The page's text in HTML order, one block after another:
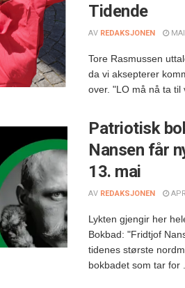
Tidende
AV REDAKSJONEN MAI
Tore Rasmussen
da vi aksepterer
over. "LO må nå ta til
Patriotisk
Nansen får
13. mai
AV REDAKSJONEN
Lykten gjengir her
Bokbad: "Fridtjof
tidenes største
bokbadet som tar for ...